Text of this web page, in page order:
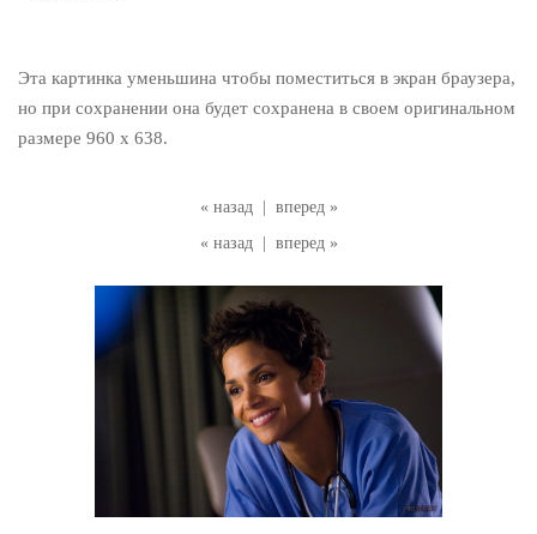
« назад
вперед »
« назад
вперед »
Эта картинка уменьшина чтобы поместиться в экран браузера,
но при сохранении она будет сохранена в своем оригинальном
размере 960 x 638.